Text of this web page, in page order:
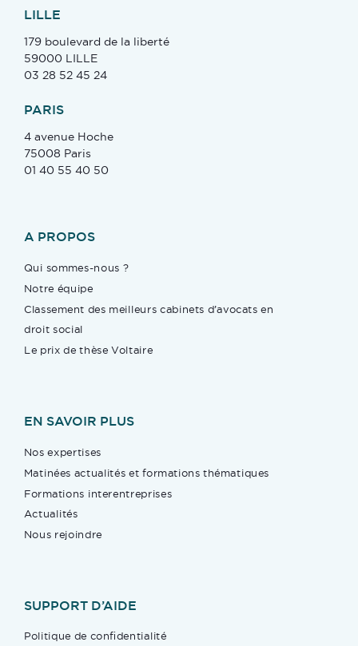
LILLE
179 boulevard de la liberté
59000 LILLE
03 28 52 45 24
PARIS
4 avenue Hoche
75008 Paris
01 40 55 40 50
A PROPOS
Qui sommes-nous ?
Notre équipe
Classement des meilleurs cabinets d’avocats en
droit social
Le prix de thèse Voltaire
EN SAVOIR PLUS
Nos expertises
Matinées actualités et formations thématiques
Formations interentreprises
Actualités
Nous rejoindre
SUPPORT D’AIDE
Politique de confidentialité